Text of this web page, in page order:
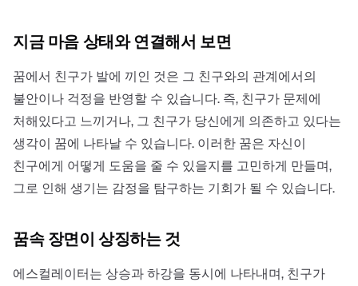
지금 마음 상태와 연결해서 보면
꿈에서 친구가 발에 끼인 것은 그 친구와의 관계에서의
불안이나 걱정을 반영할 수 있습니다. 즉, 친구가 문제에
처해있다고 느끼거나, 그 친구가 당신에게 의존하고 있다는
생각이 꿈에 나타날 수 있습니다. 이러한 꿈은 자신이
친구에게 어떻게 도움을 줄 수 있을지를 고민하게 만들며,
그로 인해 생기는 감정을 탐구하는 기회가 될 수 있습니다.
꿈속 장면이 상징하는 것
에스컬레이터는 상승과 하강을 동시에 나타내며, 친구가